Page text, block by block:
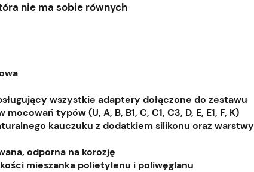
nie ma sobie równych
wszystkie adaptery dołączone do zestawu
typów (U, A, B, B1, C, C1, C3, D, E, E1, F, K)
kauczuku z dodatkiem silikonu oraz warstwy
odporna na korozję
mieszanka polietylenu i poliwęglanu